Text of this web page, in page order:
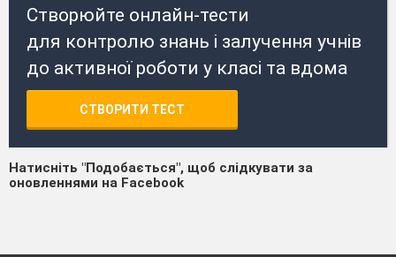
Створюйте онлайн-тести
для контролю знань і залучення учнів
до активної роботи у класі та вдома
СТВОРИТИ ТЕСТ
Натисніть "Подобається", щоб слідкувати за
оновленнями на Facebook